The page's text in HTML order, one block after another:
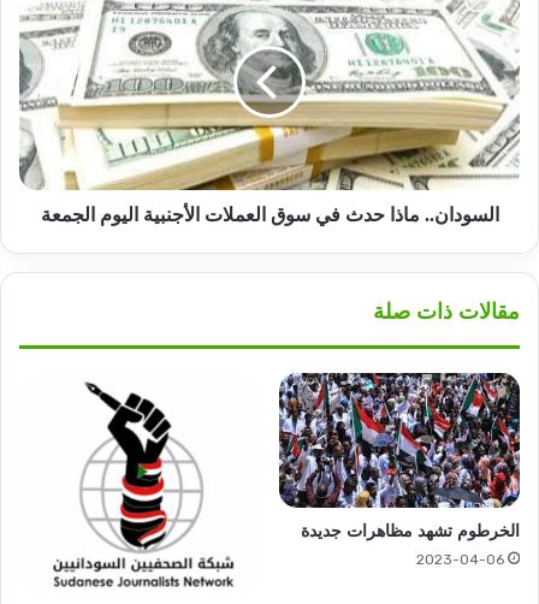
ماذا
حدث
في
سوق
العملات
الأجنبية
اليوم
السودان.. ماذا حدث في سوق العملات الأجنبية اليوم الجمعة
مقالات ذات صلة
الخرطوم تشهد مظاهرات جديدة
2023-04-06